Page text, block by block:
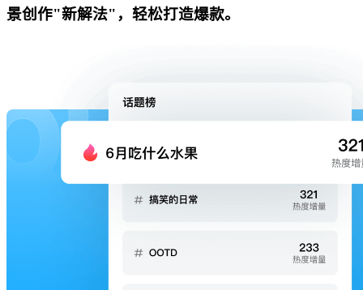
景创作"新解法"，轻松打造爆款。